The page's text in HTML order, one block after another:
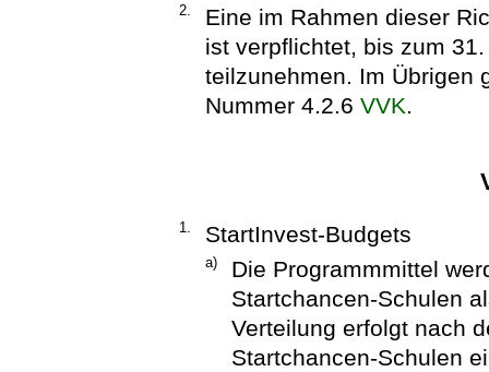
2.
Eine im Rahmen dieser
ist verpflichtet, bis zum
teilzunehmen. Im Übrigen
Nummer 4.2.6 VVK
1. StartInvest-Budgets
a)
Die Programmmittel
Startchancen-Schulen
Verteilung erfolgt nach
Startchancen-Schulen